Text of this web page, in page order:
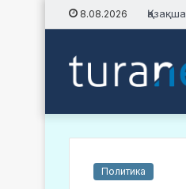
8.08.2026 Қазақша
Политика